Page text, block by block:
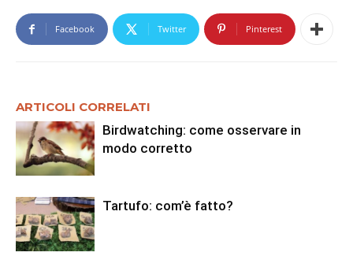
Facebook Twitter Pinterest
ARTICOLI CORRELATI
Birdwatching: come osservare in
modo corretto
Tartufo: com’è fatto?